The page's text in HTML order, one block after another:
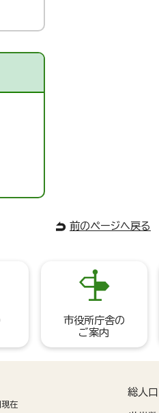
前のページへ戻る
市役所庁舎の
ご案内
在
総人口